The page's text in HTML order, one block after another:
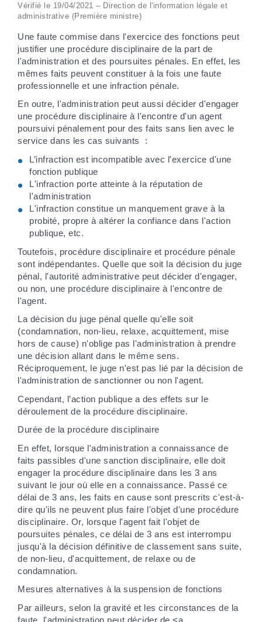
Vérifié le 19/04/2021 – Direction de l'information légale et
administrative (Première ministre)
Une faute commise dans l'exercice des fonctions peut
justifier une procédure disciplinaire de la part de
l'administration et des poursuites pénales. En effet, les
mêmes faits peuvent constituer à la fois une faute
professionnelle et une infraction pénale.
En outre, l'administration peut aussi décider d'engager
une procédure disciplinaire à l'encontre d'un agent
poursuivi pénalement pour des faits sans lien avec le
service dans les cas suivants :
L’infraction est incompatible avec l'exercice d'une
fonction publique
L'infraction porte atteinte à la réputation de
l'administration
L'infraction constitue un manquement grave à la
probité, propre à altérer la confiance dans l'action
publique, etc.
Toutefois, procédure disciplinaire et procédure pénale
sont indépendantes. Quelle que soit la décision du juge
pénal, l'autorité administrative peut décider d'engager,
ou non, une procédure disciplinaire à l'encontre de
l'agent.
La décision du juge pénal quelle qu'elle soit
(condamnation, non-lieu, relaxe, acquittement, mise
hors de cause) n'oblige pas l'administration à prendre
une décision allant dans le même sens.
Réciproquement, le juge n'est pas lié par la décision de
l'administration de sanctionner ou non l'agent.
Cependant, l’action publique a des effets sur le
déroulement de la procédure disciplinaire.
Durée de la procédure disciplinaire
En effet, lorsque l'administration a connaissance de
faits passibles d'une sanction disciplinaire, elle doit
engager la procédure disciplinaire dans les 3 ans
suivant le jour où elle en a connaissance. Passé ce
délai de 3 ans, les faits en cause sont prescrits c'est-à-
dire qu'ils ne peuvent plus faire l'objet d'une procédure
disciplinaire. Or, lorsque l'agent fait l'objet de
poursuites pénales, ce délai de 3 ans est interrompu
jusqu'à la décision définitive de classement sans suite,
de non-lieu, d'acquittement, de relaxe ou de
condamnation.
Mesures alternatives à la suspension de fonctions
Par ailleurs, selon la gravité et les circonstances de la
faute, l'administration peut décider de <a